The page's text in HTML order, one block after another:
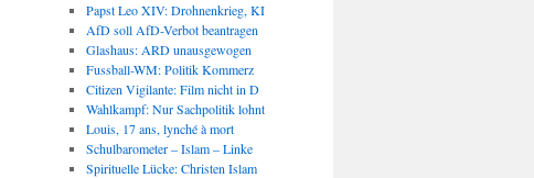
Papst Leo XIV: Drohnenkrieg, KI
AfD soll AfD-Verbot beantragen
Glashaus: ARD unausgewogen
Fussball-WM: Politik Kommerz
Citizen Vigilante: Film nicht in D
Wahlkampf: Nur Sachpolitik lohnt
Louis, 17 ans, lynché à mort
Schulbarometer – Islam – Linke
Spirituelle Lücke: Christen Islam